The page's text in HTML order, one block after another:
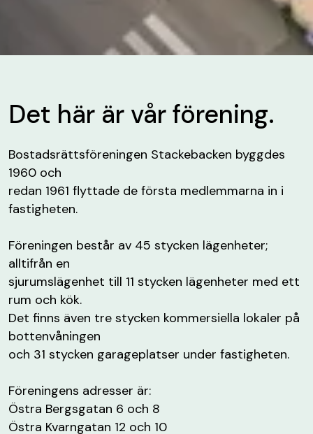
Det här är vår förening.
Bostadsrättsföreningen Stackebacken byggdes
1960 och
redan 1961 flyttade de första medlemmarna in i
fastigheten.
Föreningen består av 45 stycken lägenheter;
alltifrån en
sjurumslägenhet till 11 stycken lägenheter med ett
rum och kök.
Det finns även tre stycken kommersiella lokaler på
bottenvåningen
och 31 stycken garageplatser under fastigheten.
Föreningens adresser är:
Östra Bergsgatan 6 och 8
Östra Kvarngatan 12 och 10